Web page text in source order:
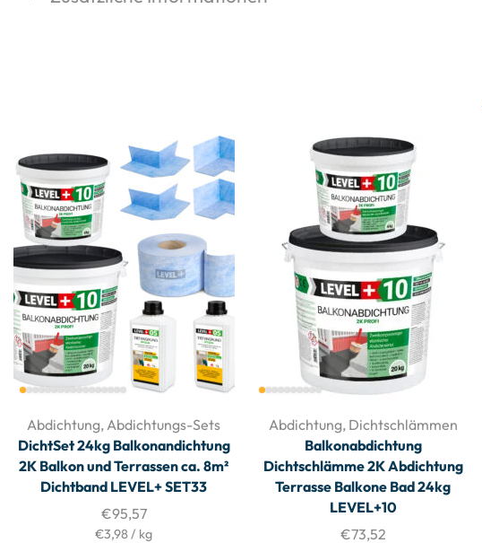
Abdichtung, Abdichtungs-Sets
DichtSet 24kg Balkonandichtung
2K Balkon und Terrassen ca. 8m²
Dichtband LEVEL+ SET33
€95,57
€3,98/ kg
Abdichtung, Dichtschlämmen
Balkonabdichtung
Dichtschlämme 2K Abdichtung
Terrasse Balkone Bad 24kg
LEVEL+10
€73,52